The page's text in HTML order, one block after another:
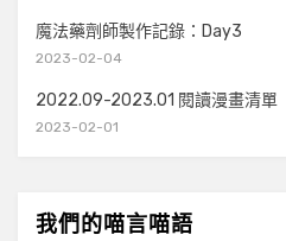
魔法藥劑師製作記錄：Day3
2023-02-04
2022.09-2023.01 閱讀漫畫清單
2023-02-01
我們的喵言喵語